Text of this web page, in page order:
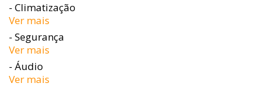
- Climatização
Ver mais
- Segurança
Ver mais
- Áudio
Ver mais